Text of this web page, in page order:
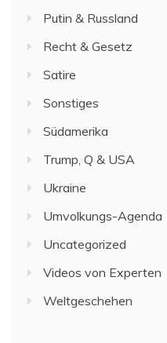
Putin & Russland
Recht & Gesetz
Satire
Sonstiges
Südamerika
Trump, Q & USA
Ukraine
Umvolkungs-Agenda
Uncategorized
Videos von Experten
Weltgeschehen